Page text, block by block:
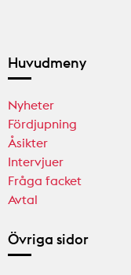
Huvudmeny
Nyheter
Fördjupning
Åsikter
Intervjuer
Fråga facket
Avtal
Övriga sidor